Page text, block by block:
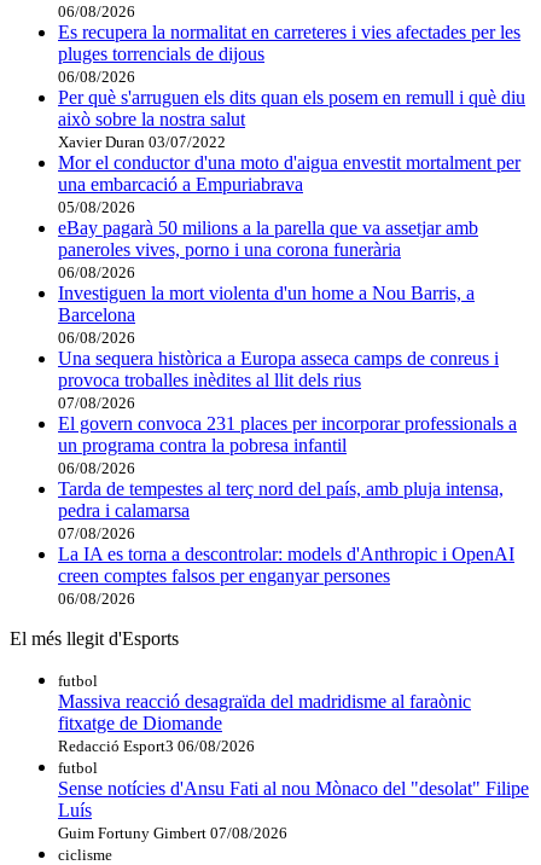
06/08/2026
Es recupera la normalitat en carreteres i vies afectades per les
pluges torrencials de dijous
06/08/2026
Per què s'arruguen els dits quan els posem en remull i què diu
això sobre la nostra salut
Xavier Duran 03/07/2022
Mor el conductor d'una moto d'aigua envestit mortalment per
una embarcació a Empuriabrava
05/08/2026
eBay pagarà 50 milions a la parella que va assetjar amb
paneroles vives, porno i una corona funerària
06/08/2026
Investiguen la mort violenta d'un home a Nou Barris, a
Barcelona
06/08/2026
Una sequera històrica a Europa asseca camps de conreus i
provoca troballes inèdites al llit dels rius
07/08/2026
El govern convoca 231 places per incorporar professionals a
un programa contra la pobresa infantil
06/08/2026
Tarda de tempestes al terç nord del país, amb pluja intensa,
pedra i calamarsa
07/08/2026
La IA es torna a descontrolar: models d'Anthropic i OpenAI
creen comptes falsos per enganyar persones
06/08/2026
El més llegit d'Esports
futbol
Massiva reacció desagraïda del madridisme al faraònic
fitxatge de Diomande
Redacció Esport3 06/08/2026
futbol
Sense notícies d'Ansu Fati al nou Mònaco del "desolat" Filipe
Luís
Guim Fortuny Gimbert 07/08/2026
ciclisme